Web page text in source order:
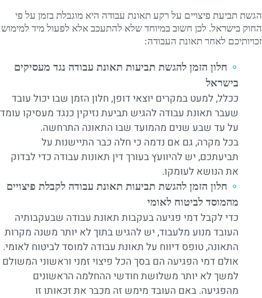
הגשת תביעת פיצויים על רקע תאונת עבודה היא מוגבלת בזמן על פי
החוק בישראל. לכן חשוב במיוחד שלא להתעכב אלא לפעול מיד למימוש
זכויותיכם לאחר תאונת העבודה:
חלון הזמן להגשת תביעות תאונת עבודה נגד מעסיקים
בישראל
ככלל, למעט במקרים יוצאי דופן, חלון הזמן שבו יכול עובד
שעבר תאונת עבודה להגיש תביעת נזיקין כנגד מעסיקו עומד
על עד שבע שנים מהמועד שבו התאונה התרחשה.
בכל מקרה, גם אם נדמה כי חלה כבר התיישנות על
תביעתכם, יש להיוועץ בעורך דין תאונות עבודה כדי לבדוק
את הנושא לעומקו.
חלון הזמן להגשת תביעות תאונת עבודה לקבלת פיצויים
מהמוסד לביטוח לאומי
כדי לקבל דמי פגיעה בעקבות תאונת עבודה שבעקבותיה
העובד מנוע מלעבוד, יש להגיש בתוך לא יותר משנה מקרות
התאונה, טופס דיווח על תאונת עבודה למוסד לביטוח לאומי.
אולם דמי הפגיעה הם בסך הכל פיצוי זמני וראשוני המשולם
למשך לא יותר משלושת חודשי ההחלמה הראשונים
מהפגיעה. באם העובד מימש זה מכבר את זכאותו זו